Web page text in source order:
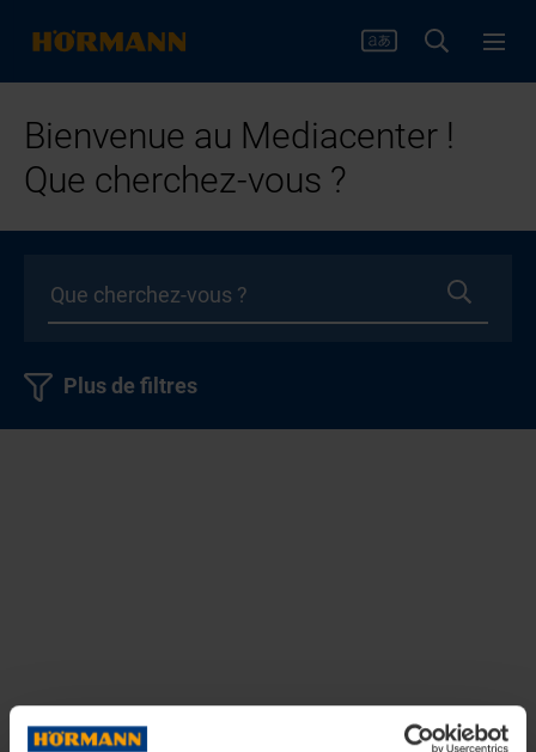
Bienvenue au Mediacenter !
Que cherchez-vous ?
Plus de filtres